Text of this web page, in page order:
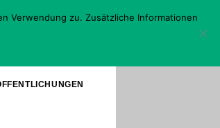
Verwendung zu. Zusätzliche Informationen